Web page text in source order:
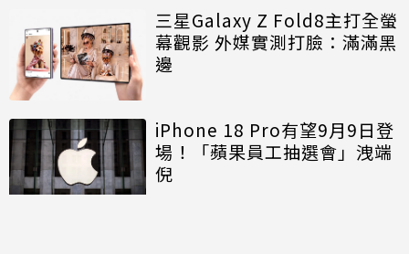
三星Galaxy Z Fold8主打全螢
幕觀影 外媒實測打臉：滿滿黑
邊
iPhone 18 Pro有望9月9日登
場！「蘋果員工抽選會」洩端
倪